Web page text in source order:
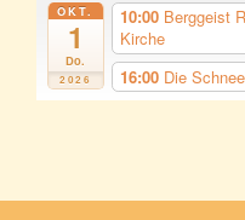
OKT.
1
Do.
2026
10:00 Berggeist
Kirche
16:00 Die